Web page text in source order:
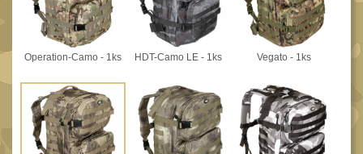
Pouzdra a kapsy na
suchý zip 95
Stehenní pouzdra29
Pouzdra na svítilny2
Puzdrá na mapy24
Cestovné púzdra29
Operation-Camo - 1ks HDT-Camo LE - 1ks Vegato - 1ks